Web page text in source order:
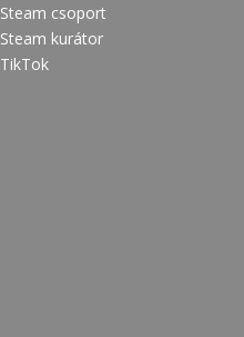
Steam csoport
Steam kurátor
TikTok